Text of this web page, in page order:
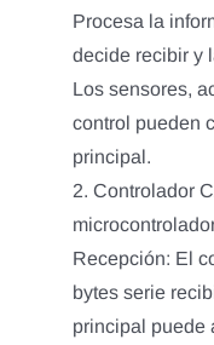
Procesa la
decide recibir y
Los sensores,
control pueden
principal.
2. Controlador
Recepción: El
bytes serie
principal puede